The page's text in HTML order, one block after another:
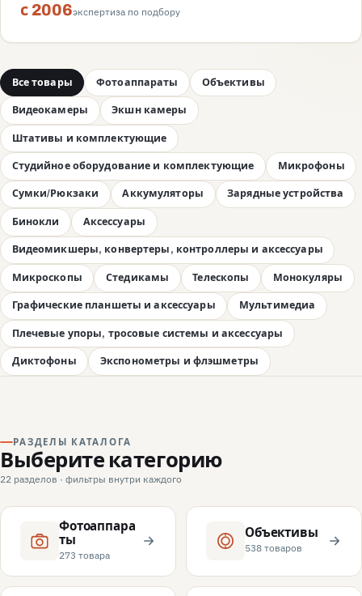
с 2006экспертиза по подбору
Все товары Фотоаппараты Объективы
Видеокамеры Экшн камеры
Штативы и комплектующие
Студийное оборудование и комплектующие Микрофоны
Сумки/Рюкзаки Аккумуляторы Зарядные устройства
Бинокли Аксессуары
Видеомикшеры, конвертеры, контроллеры и аксессуары
Микроскопы Стедикамы Телескопы Монокуляры
Графические планшеты и аксессуары Мультимедиа
Плечевые упоры, тросовые системы и аксессуары
Диктофоны Экспонометры и флэшметры
РАЗДЕЛЫ КАТАЛОГА
Выберите категорию
22 разделов · фильтры внутри каждого
Фотоаппара
ты
273 товара
Объективы
538 товаров